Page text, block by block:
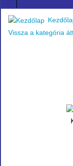
Vissza a kategória